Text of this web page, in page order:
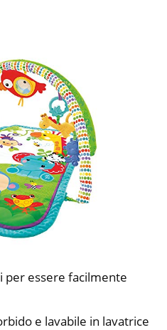
per essere facilmente
e lavabile in lavatrice